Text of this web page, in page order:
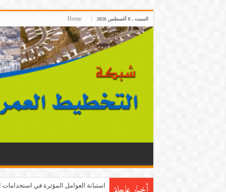
السبت , 8 أغسطس 2026 Home
استبانة العوامل المؤثرة في استخدامات